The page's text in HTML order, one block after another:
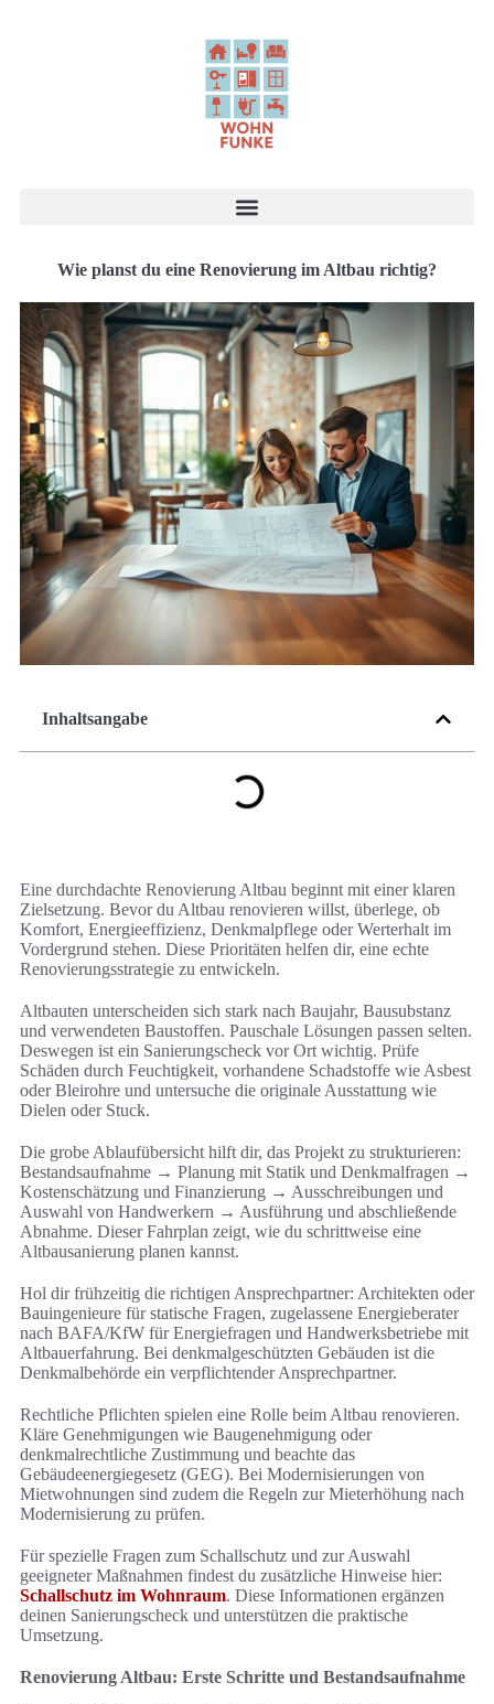
Wie planst du eine Renovierung im Altbau richtig?
Inhaltsangabe
Eine durchdachte Renovierung Altbau beginnt mit einer klaren
Zielsetzung. Bevor du Altbau renovieren willst, überlege, ob
Komfort, Energieeffizienz, Denkmalpflege oder Werterhalt im
Vordergrund stehen. Diese Prioritäten helfen dir, eine echte
Renovierungsstrategie zu entwickeln.
Altbauten unterscheiden sich stark nach Baujahr, Bausubstanz
und verwendeten Baustoffen. Pauschale Lösungen passen selten.
Deswegen ist ein Sanierungscheck vor Ort wichtig. Prüfe
Schäden durch Feuchtigkeit, vorhandene Schadstoffe wie Asbest
oder Bleirohre und untersuche die originale Ausstattung wie
Dielen oder Stuck.
Die grobe Ablaufübersicht hilft dir, das Projekt zu strukturieren:
Bestandsaufnahme → Planung mit Statik und Denkmalfragen →
Kostenschätzung und Finanzierung → Ausschreibungen und
Auswahl von Handwerkern → Ausführung und abschließende
Abnahme. Dieser Fahrplan zeigt, wie du schrittweise eine
Altbausanierung planen kannst.
Hol dir frühzeitig die richtigen Ansprechpartner: Architekten oder
Bauingenieure für statische Fragen, zugelassene Energieberater
nach BAFA/KfW für Energiefragen und Handwerksbetriebe mit
Altbauerfahrung. Bei denkmalgeschützten Gebäuden ist die
Denkmalbehörde ein verpflichtender Ansprechpartner.
Rechtliche Pflichten spielen eine Rolle beim Altbau renovieren.
Kläre Genehmigungen wie Baugenehmigung oder
denkmalrechtliche Zustimmung und beachte das
Gebäudeenergiegesetz (GEG). Bei Modernisierungen von
Mietwohnungen sind zudem die Regeln zur Mieterhöhung nach
Modernisierung zu prüfen.
Für spezielle Fragen zum Schallschutz und zur Auswahl
geeigneter Maßnahmen findest du zusätzliche Hinweise hier:
Schallschutz im Wohnraum. Diese Informationen ergänzen
deinen Sanierungscheck und unterstützen die praktische
Umsetzung.
Renovierung Altbau: Erste Schritte und Bestandsaufnahme